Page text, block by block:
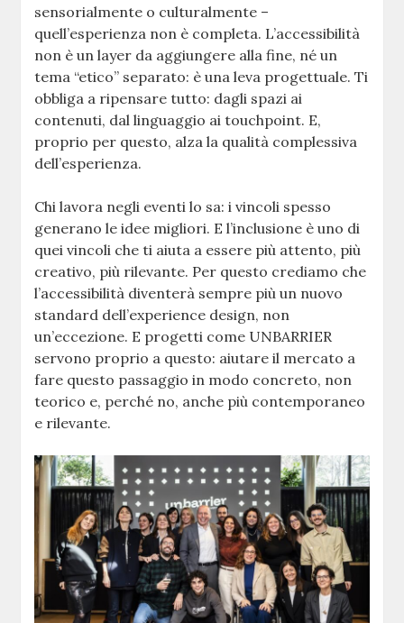
sensorialmente o culturalmente –
quell’esperienza non è completa. L’accessibilità
non è un layer da aggiungere alla fine, né un
tema “etico” separato: è una leva progettuale. Ti
obbliga a ripensare tutto: dagli spazi ai
contenuti, dal linguaggio ai touchpoint. E,
proprio per questo, alza la qualità complessiva
dell’esperienza.
Chi lavora negli eventi lo sa: i vincoli spesso
generano le idee migliori. E l’inclusione è uno di
quei vincoli che ti aiuta a essere più attento, più
creativo, più rilevante. Per questo crediamo che
l’accessibilità diventerà sempre più un nuovo
standard dell’experience design, non
un’eccezione. E progetti come UNBARRIER
servono proprio a questo: aiutare il mercato a
fare questo passaggio in modo concreto, non
teorico e, perché no, anche più contemporaneo
e rilevante.